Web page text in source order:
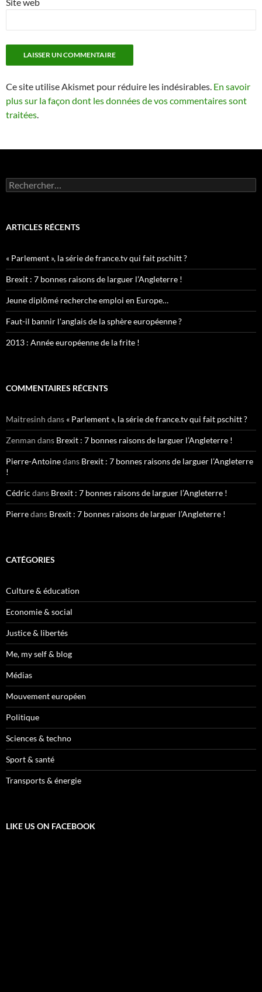
Site web
Ce site utilise Akismet pour réduire les indésirables. En savoir
plus sur la façon dont les données de vos commentaires sont
traitées.
Rechercher :
ARTICLES RÉCENTS
« Parlement », la série de france.tv qui fait pschitt ?
Brexit : 7 bonnes raisons de larguer l’Angleterre !
Jeune diplômé recherche emploi en Europe…
Faut-il bannir l'anglais de la sphère européenne ?
2013 : Année européenne de la frite !
COMMENTAIRES RÉCENTS
Maitresinh dans « Parlement », la série de france.tv qui fait pschitt ?
Zenman dans Brexit : 7 bonnes raisons de larguer l’Angleterre !
Pierre-Antoinedans Brexit : 7 bonnes raisons de larguer l’Angleterre
!
Cédric dans Brexit : 7 bonnes raisons de larguer l’Angleterre !
Pierredans Brexit : 7 bonnes raisons de larguer l’Angleterre !
CATÉGORIES
Culture & éducation
Economie & social
Justice & libertés
Me, my self & blog
Médias
Mouvement européen
Politique
Sciences & techno
Sport & santé
Transports & énergie
LIKE US ON FACEBOOK